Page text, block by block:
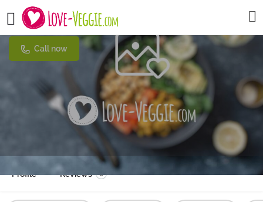
Rambagh Palace
Call now
Profile Reviews 0